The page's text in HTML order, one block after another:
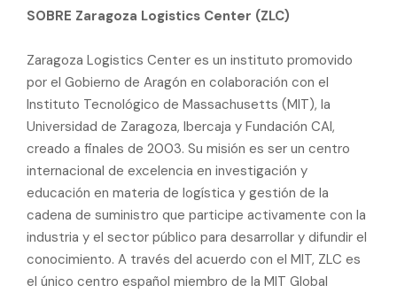
SOBRE Zaragoza Logistics Center (ZLC)
Zaragoza Logistics Center es un instituto promovido
por el Gobierno de Aragón en colaboración con el
Instituto Tecnológico de Massachusetts (MIT), la
Universidad de Zaragoza, Ibercaja y Fundación CAI,
creado a finales de 2003. Su misión es ser un centro
internacional de excelencia en investigación y
educación en materia de logística y gestión de la
cadena de suministro que participe activamente con la
industria y el sector público para desarrollar y difundir el
conocimiento. A través del acuerdo con el MIT, ZLC es
el único centro español miembro de la MIT Global